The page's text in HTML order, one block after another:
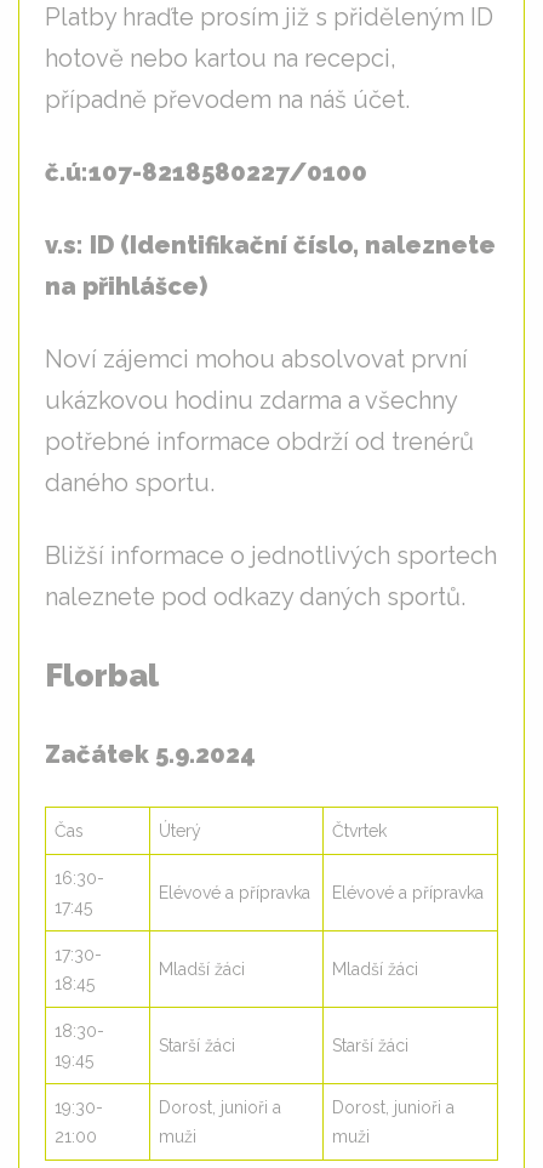
Platby hraďte prosím již s přiděleným ID
hotově nebo kartou na recepci,
případně převodem na náš účet.
č.ú:107-8218580227/0100
v.s: ID (Identifikační číslo, naleznete
na přihlášce)
Noví zájemci mohou absolvovat první
ukázkovou hodinu zdarma a všechny
potřebné informace obdrží od trenérů
daného sportu.
Bližší informace o jednotlivých sportech
naleznete pod odkazy daných sportů.
Florbal
Začátek 5.9.2024
Čas Úterý Čtvrtek
16:30-
17:45
Elévové a přípravka Elévové a přípravka
17:30-
18:45
Mladší žáci Mladší žáci
18:30-
19:45
Starší žáci Starší žáci
19:30-
21:00
Dorost, junioři a
muži
Dorost, junioři a
muži